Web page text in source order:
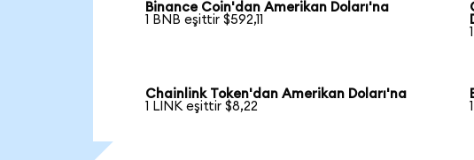
Binance Coin'dan Amerikan Doları'na
1 BNB eşittir $592,11
Chainlink Token'dan Amerikan Doları'na
1 LINK eşittir $8,22